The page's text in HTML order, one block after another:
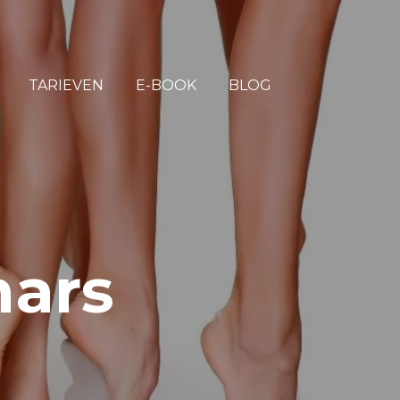
TARIEVEN E-BOOK BLOG